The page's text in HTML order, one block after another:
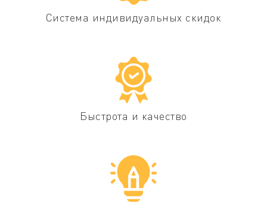
Система индивидуальных скидок
Быстрота и качество